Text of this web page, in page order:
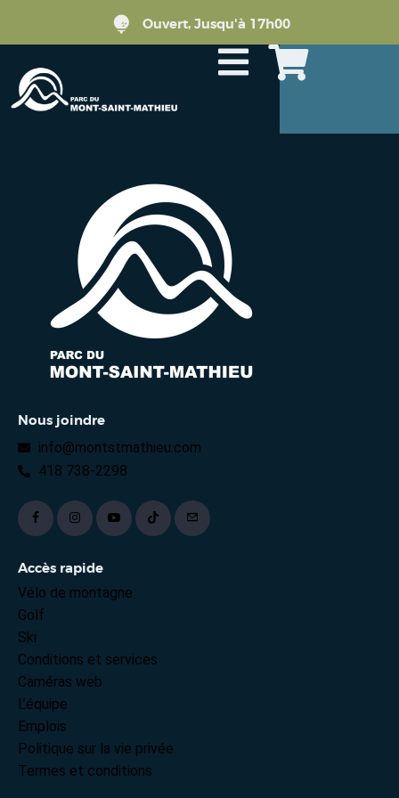
Ouvert, Jusqu'à 17h00
Nous joindre
info@montstmathieu.com
418 738-2298
Accès rapide
Vélo de montagne
Golf
Ski
Conditions et services
Caméras web
L’équipe
Emplois
Politique sur la vie privée
Termes et conditions